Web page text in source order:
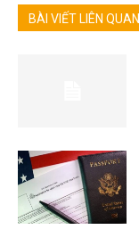
BÀI VIẾT LIÊN QUAN